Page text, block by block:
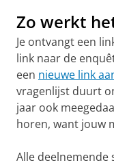
Zo werkt
Je ontvangt een
link naar de
een nieuwe link
vragenlijst duurt
jaar ook
horen, want jouw
Alle deelnemende